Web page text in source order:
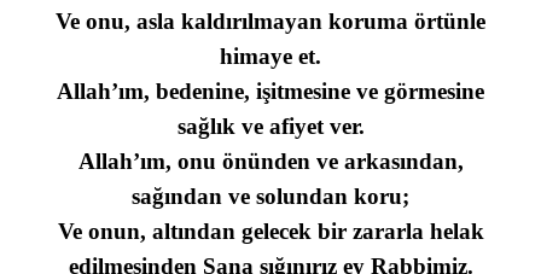
Ve onu, asla kaldırılmayan koruma örtünle
himaye et.
Allah’ım, bedenine, işitmesine ve görmesine
sağlık ve afiyet ver.
Allah’ım, onu önünden ve arkasından,
sağından ve solundan koru;
Ve onun, altından gelecek bir zararla helak
edilmesinden Sana sığınırız ey Rabbimiz.